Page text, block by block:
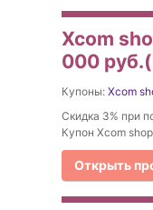
Xcom
000
Купоны: Xcom
Скидка 3% при
Купон Xcom
Открыть